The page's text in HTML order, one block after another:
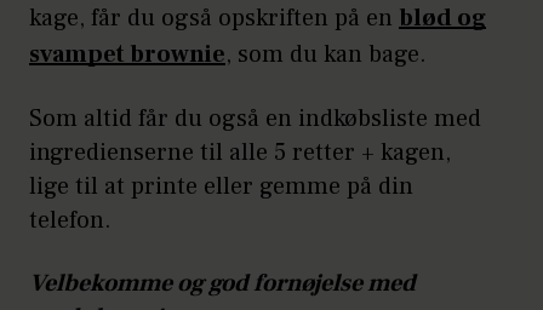
kage, får du også opskriften på en blød og
svampet brownie, som du kan bage.
Som altid får du også en indkøbsliste med
ingredienserne til alle 5 retter + kagen,
lige til at printe eller gemme på din
telefon.
Velbekomme og god fornøjelse med